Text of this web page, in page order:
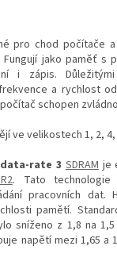
pro chod počítače
jako paměť s
i zápis.
a rychlost
schopen
ve velikostech 1, 2, 4,
rate 3 SDRAMje
. Tato
pracovních dat.
pamětí.
sníženo z 1,8 na
napětí mezi 1,65 a